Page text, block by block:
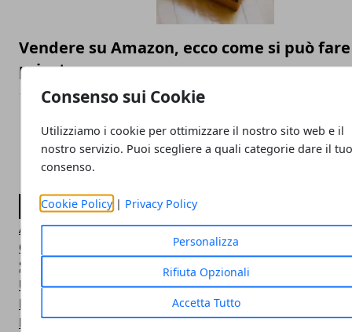
Consenso sui Cookie
Utilizziamo i cookie per ottimizzare il nostro sito web e il
nostro servizio. Puoi scegliere a quali categorie dare il
consenso.
Cookie Policy | Privacy Policy
Personalizza
Rifiuta Opzionali
Accetta Tutto
Vendere su Amazon, ecco come si può
privato
15/05/2020
CATEGORIE
Attualità Italia
Guide e Manuali
Società e Cultura
Un po' di tutto!
Lavoro
Economia, Finanza e Forex